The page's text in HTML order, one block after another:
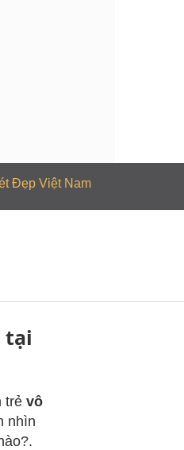
Đẹp Việt Nam
tại
trẻ vô
nhìn